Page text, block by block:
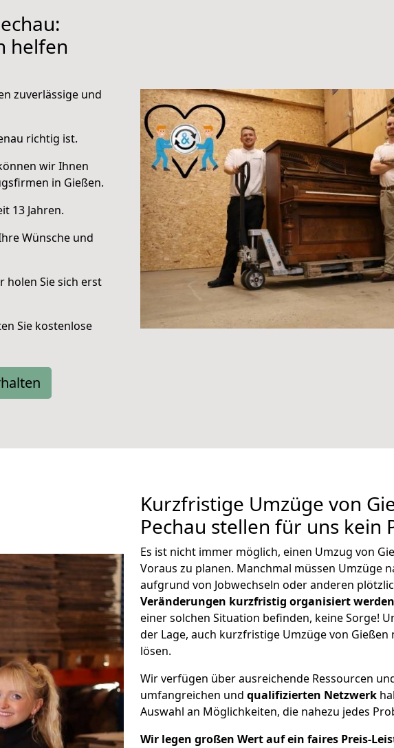
helfen
zuverlässige und
richtig ist.
wir Ihnen
in Gießen.
13 Jahren.
Wünsche und
holen Sie sich erst
Sie kostenlose
Kurzfristige Umzüge von
Pechau stellen für uns kein
Es ist nicht immer möglich, einen Umzug von
Voraus zu planen. Manchmal müssen Umzüge
aufgrund von Jobwechseln oder anderen
Veränderungen kurzfristig organisiert werden
einer solchen Situation befinden, keine Sorge!
der Lage, auch kurzfristige Umzüge von Gießen
lösen.
Wir verfügen über ausreichende Ressourcen
umfangreichen und qualifizierten Netzwerk
Auswahl an Möglichkeiten, die nahezu jedes
Wir legen großen Wert auf ein faires Preis-